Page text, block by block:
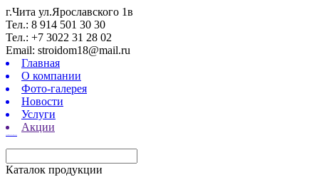
г.Чита ул.Ярославского 1в
Тел.: 8 914 501 30 30
Тел.: +7 3022 31 28 02
Email: stroidom18@mail.ru
Главная
О компании
Фото-галерея
Новости
Услуги
Акции
Каталок продукции